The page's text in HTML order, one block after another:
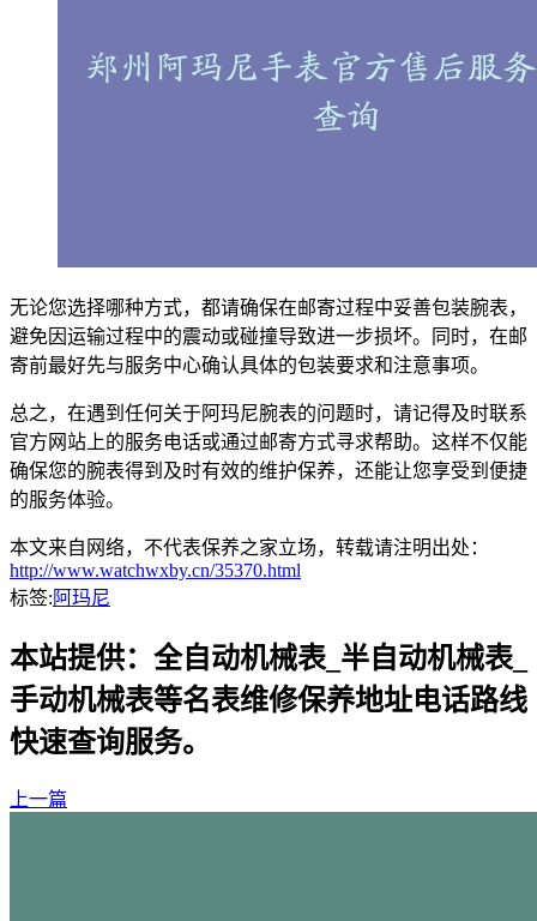
无论您选择哪种方式，都请确保在邮寄过程中妥善包装腕表，
避免因运输过程中的震动或碰撞导致进一步损坏。同时，在邮
寄前最好先与服务中心确认具体的包装要求和注意事项。
总之，在遇到任何关于阿玛尼腕表的问题时，请记得及时联系
官方网站上的服务电话或通过邮寄方式寻求帮助。这样不仅能
确保您的腕表得到及时有效的维护保养，还能让您享受到便捷
的服务体验。
本文来自网络，不代表保养之家立场，转载请注明出处：
http://www.watchwxby.cn/35370.html
标签: 阿玛尼
本站提供：全自动机械表_半自动机械表_
手动机械表等名表维修保养地址电话路线
快速查询服务。
上一篇